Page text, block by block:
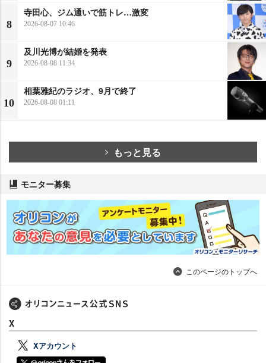
8
寺田心、ジム通いで筋トレ…激変
2026-08-07 10:46
9
及川光博が結婚を発表
2026-08-08 11:34
10
相葉雅紀のラジオ、9月で終了
2026-08-08 01:11
もっと見る
モニター募集
このページのトップへ
X
Xアカウント